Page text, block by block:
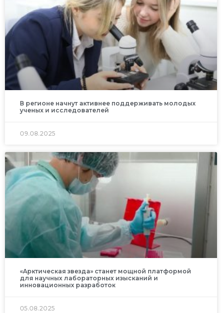
В регионе начнут активнее поддерживать молодых
ученых и исследователей
09.08.2025
«Арктическая звезда» станет мощной платформой
для научных лабораторных изысканий и
инновационных разработок
05.08.2025